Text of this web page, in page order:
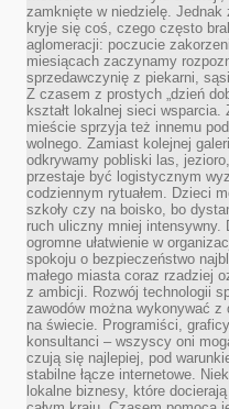
zamknięte w niedzielę.
kryje się coś, czego często
aglomeracji: poczucie
miesiącach zaczynamy
sprzedawczynię z piekarni,
Z czasem z prostych „dzień
kształt lokalnej sieci wsparcia.
mieście sprzyja też innemu
wolnego. Zamiast kolejnej
odkrywamy pobliski las,
przestaje być logistycznym
codziennym rytuałem. Dzieci
szkoły czy na boisko, bo
ruch uliczny mniej intensywny.
ogromne ułatwienie w
spokoju o bezpieczeństwo
małego miasta coraz rzadziej
z ambicji. Rozwój technologii
zawodów można wykonywać z
na świecie. Programiści,
konsultanci – wszyscy oni
czują się najlepiej, pod
stabilne łącze internetowe.
lokalne biznesy, które